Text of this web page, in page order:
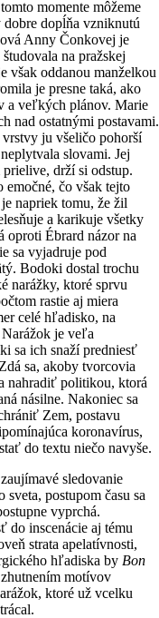
momente môžeme
dopĺňa vzniknutú
Anny Čonkovej je
na pražskej
však oddanou manželkou
je presne taká, ako
a veľkých plánov. Marie
nad ostatnými postavami.
ju všeličo pohorší
slovami. Jej
drží si odstup.
emočné, čo však tejto
napriek tomu, že žil
a karikuje všetky
oproti Ébrard názor na
sa vyjadruje pod
Bodoki dostal trochu
narážky, ktoré sprvu
rastie aj miera
celé hľadisko, na
je veľa
sa ich snaží predniesť
sa, akoby tvorcovia
nahradiť politikou, ktorá
násilne. Nakoniec sa
Zem, postavu
koronavírus,
do textu niečo navyše.
sledovanie
postupom času sa
vyprchá.
do inscenácie aj tému
strata apelatívnosti,
hľadiska by Bon
motívov
ktoré už vcelku